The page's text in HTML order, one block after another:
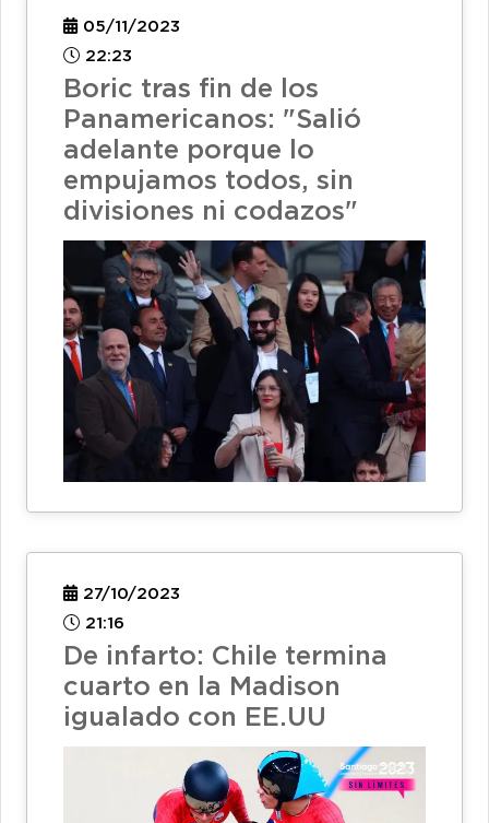
05/11/2023
22:23
Boric tras fin de los
Panamericanos: "Salió
adelante porque lo
empujamos todos, sin
divisiones ni codazos"
27/10/2023
21:16
De infarto: Chile termina
cuarto en la Madison
igualado con EE.UU